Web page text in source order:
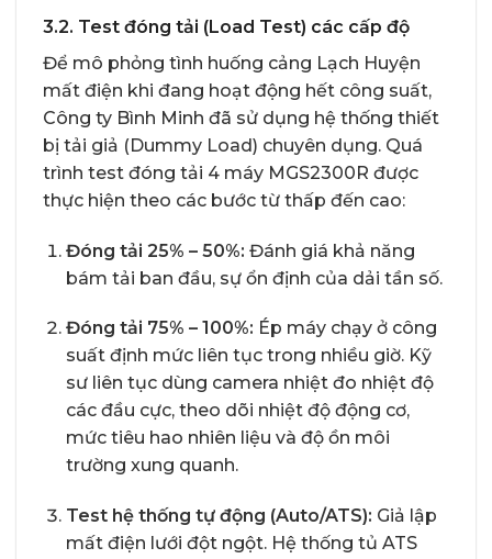
3.2. Test đóng tải (Load Test) các cấp độ
Để mô phỏng tình huống cảng Lạch Huyện
mất điện khi đang hoạt động hết công suất,
Công ty Bình Minh đã sử dụng hệ thống thiết
bị tải giả (Dummy Load) chuyên dụng. Quá
trình test đóng tải 4 máy MGS2300R được
thực hiện theo các bước từ thấp đến cao:
Đóng tải 25% – 50%: Đánh giá khả năng
bám tải ban đầu, sự ổn định của dải tần số.
Đóng tải 75% – 100%: Ép máy chạy ở công
suất định mức liên tục trong nhiều giờ. Kỹ
sư liên tục dùng camera nhiệt đo nhiệt độ
các đầu cực, theo dõi nhiệt độ động cơ,
mức tiêu hao nhiên liệu và độ ồn môi
trường xung quanh.
Test hệ thống tự động (Auto/ATS): Giả lập
mất điện lưới đột ngột. Hệ thống tủ ATS